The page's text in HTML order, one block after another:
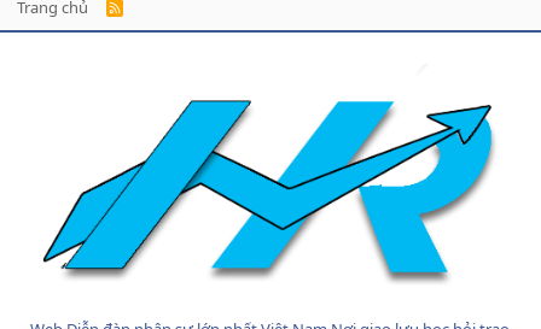
Trang chủ
R